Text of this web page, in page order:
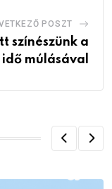
POSZT
színészünk a
múlásával